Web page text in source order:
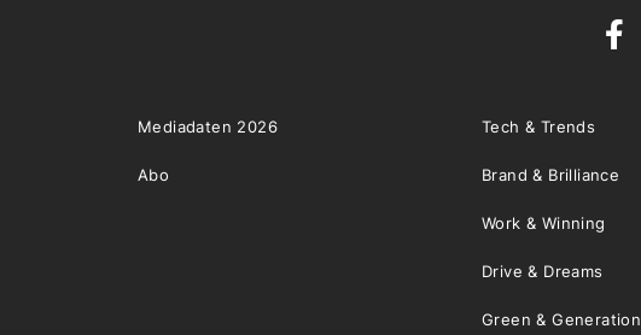
Mediadaten 2026
Abo
Tech & Trends
Brand & Brilliance
Work & Winning
Drive & Dreams
Green & Generation